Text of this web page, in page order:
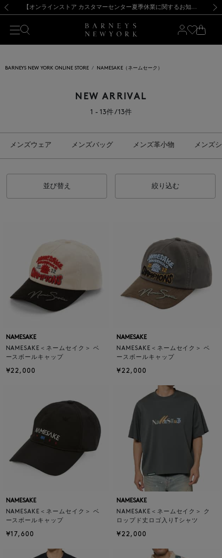
新規登録のお客様も対象！＜MY BARNEYS＞会員のお客様は11,000円（税込）以上のお買上げで常時送料無料！お買い物の際は会員登録を！
【夏季休業に伴う出荷一時停止のお知らせ】(2026.8.7) 【オンラインストア カスタマーセンター夏季休業に関するお知らせ】（2026.8.7）
【夏季休業に伴う返品・交換承り一時停止のお知らせ】（2026.8.5）
熊本県を中心とした地震の影響によるお荷物のお届けについて
【開催中】SUMMER SALEのご案内・ご注意事項 新規登録のお客様も対象！＜MY BARNEYS＞会員のお客様は11,000円（税込）以上のお買上げで常時送料無料！お買い物の際は会員登録を！
【夏季休業に伴う出荷一時停止のお知らせ】(2026.8.7)
BARNEYS NEW YORK ONLINE STORE NAMESAKE（ネームセーク）
NEW ARRIVAL
1 - 13件 / 13件
メンズウェア メンズバッグ メンズ革小物 メンズ
並び替え 絞り込む
NAMESAKE
NAMESAKE＜ネームセイク＞ ベ
ースボールキャップ
¥22,000
NAMESAKE
NAMESAKE＜ネームセイク＞ ベ
ースボールキャップ
¥22,000
NAMESAKE
NAMESAKE＜ネームセイク＞ ベ
ースボールキャップ
¥17,600
NAMESAKE
NAMESAKE＜ネームセイク＞ ク
ロップド丈ロゴ入りTシャツ
¥22,000